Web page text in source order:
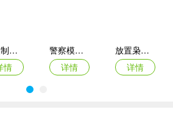
电脑制造商3(电脑组装模拟游戏)
情
警察模拟器(警察模拟游戏)
详情
放置枭雄：帝国霸业(犯罪模拟游戏)
详情